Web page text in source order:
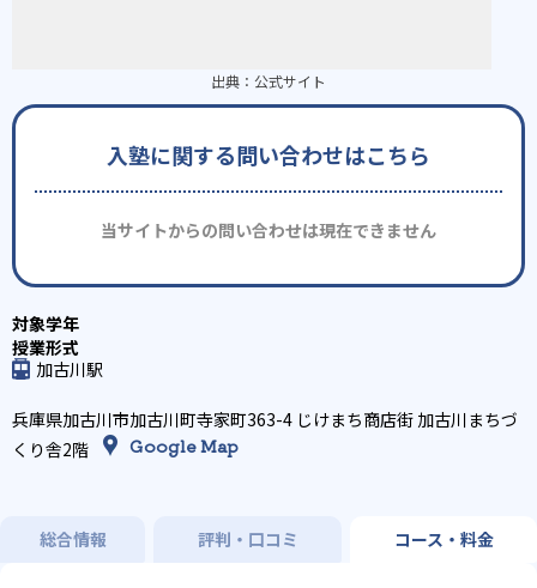
出典： 公式サイト
入塾に関する問い合わせはこちら
当サイトからの問い合わせは現在できません
加古川駅
兵庫県加古川市加古川町寺家町363-4 じけまち商店街 加古川まちづ
くり舎2階
Google Map
総合情報 評判・口コミ コース・料金